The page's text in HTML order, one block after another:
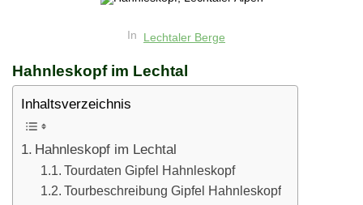
In Lechtaler Berge
Hahnleskopf im Lechtal
Inhaltsverzeichnis
Hahnleskopf im Lechtal
Tourdaten Gipfel Hahnleskopf
Tourbeschreibung Gipfel Hahnleskopf